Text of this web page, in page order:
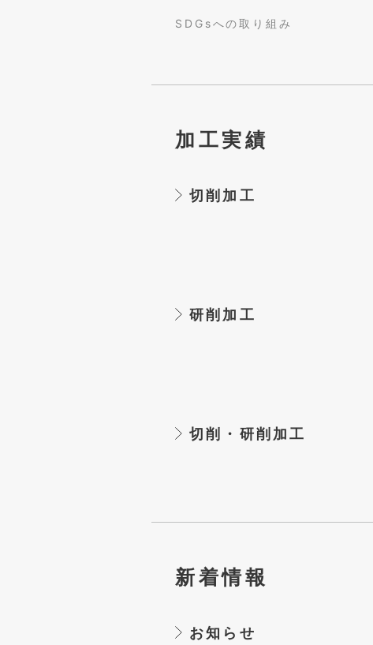
SDGsへの取り組み
加工実績
切削加工
研削加工
切削・研削加工
新着情報
お知らせ